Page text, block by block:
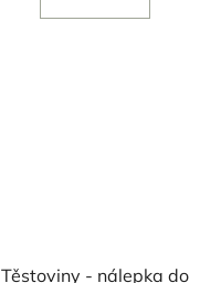
Těstoviny - nálepka do